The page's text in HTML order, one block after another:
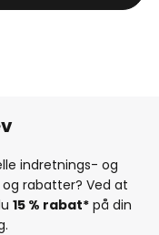
indretnings- og
rabatter? Ved at
15 % rabat* på din